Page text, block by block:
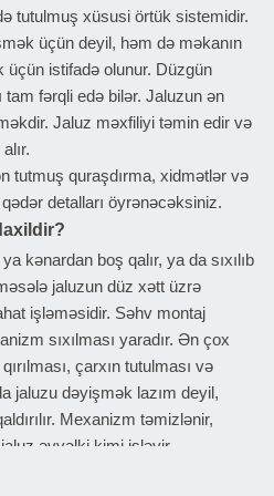
tutulmuş xüsusi örtük sistemidir.
üçün deyil, həm də məkanın
istifadə olunur. Düzgün
tam fərqli edə bilər. Jaluzun ən
Jaluz məxfiliyi təmin edir və
tutmuş quraşdırma, xidmətlər və
detalları öyrənəcəksiniz.
kənardan boş qalır, ya da sıxılıb
jaluzun düz xətt üzrə
işləməsidir. Səhv montaj
sıxılması yaradır. Ən çox
çarxın tutulması və
jaluzu dəyişmək lazım deyil,
Mexanizm təmizlənir,
əvvəlki kimi işləyir.